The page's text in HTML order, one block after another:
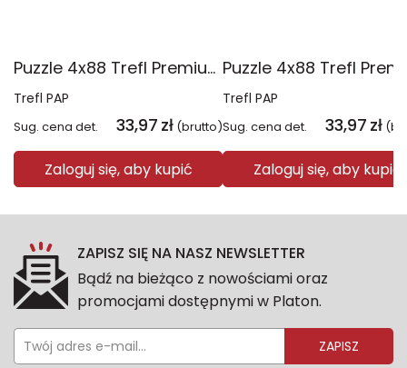
Puzzle 4x88 Trefl Premium Plus Kids Pajęczy dzień Spidey 34696
Trefl PAP
Sug. cena det. 33,97 zł (brutto)
Zaloguj się, aby kupić
Trefl PAP
Sug. cena det. 33,97 zł
Zaloguj się, aby kupić
ZAPISZ SIĘ NA NASZ NEWSLETTER
Bądź na bieżąco z nowościami oraz
promocjami dostępnymi w Platon.
ZAPISZ